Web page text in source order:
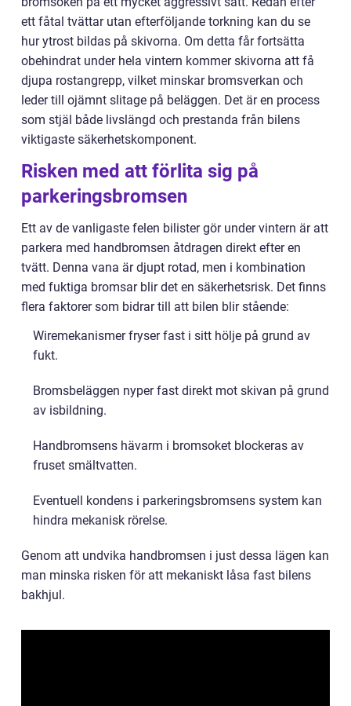
ett fåtal tvättar utan efterföljande torkning kan du se
hur ytrost bildas på skivorna. Om detta får fortsätta
obehindrat under hela vintern kommer skivorna att få
djupa rostangrepp, vilket minskar bromsverkan och
leder till ojämnt slitage på beläggen. Det är en process
som stjäl både livslängd och prestanda från bilens
viktigaste säkerhetskomponent.
Risken med att förlita sig på
parkeringsbromsen
Ett av de vanligaste felen bilister gör under vintern är att
parkera med handbromsen åtdragen direkt efter en
tvätt. Denna vana är djupt rotad, men i kombination
med fuktiga bromsar blir det en säkerhetsrisk. Det finns
flera faktorer som bidrar till att bilen blir stående:
Wiremekanismer fryser fast i sitt hölje på grund av
fukt.
Bromsbeläggen nyper fast direkt mot skivan på grund
av isbildning.
Handbromsens hävarm i bromsoket blockeras av
fruset smältvatten.
Eventuell kondens i parkeringsbromsens system kan
hindra mekanisk rörelse.
Genom att undvika handbromsen i just dessa lägen kan
man minska risken för att mekaniskt låsa fast bilens
bakhjul.